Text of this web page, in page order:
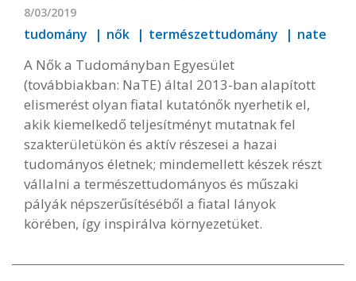
8/03/2019
tudomány nők természettudomány nate
A Nők a Tudományban Egyesület
(továbbiakban: NaTE) által 2013-ban alapított
elismerést olyan fiatal kutatónők nyerhetik el,
akik kiemelkedő teljesítményt mutatnak fel
szakterületükön és aktív részesei a hazai
tudományos életnek; mindemellett készek részt
vállalni a természettudományos és műszaki
pályák népszerűsítéséből a fiatal lányok
körében, így inspirálva környezetüket.